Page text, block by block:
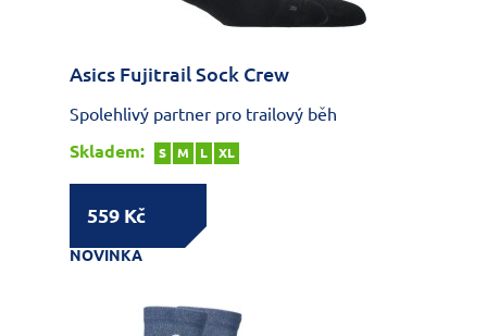
Asics Fujitrail Sock Crew
Spolehlivý partner pro trailový běh
Skladem:
S M L XL
559 Kč
NOVINKA